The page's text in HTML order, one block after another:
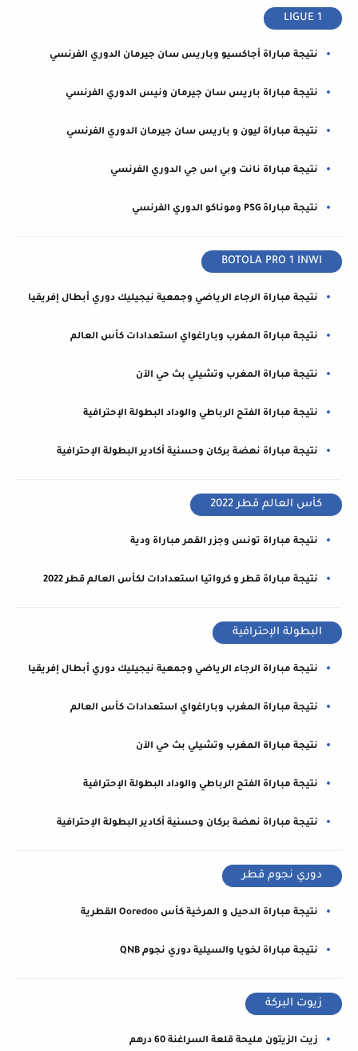
LIGUE 1
نتيجة مباراة أجاكسيو وباريس سان جيرمان الدوري الفرنسي
نتيجة مباراة باريس سان جيرمان ونيس الدوري الفرنسي
نتيجة مباراة ليون و باريس سان جيرمان الدوري الفرنسي
نتيجة مباراة نانت وبي اس جي الدوري الفرنسي
نتيجة مباراة PSG وموناكو الدوري الفرنسي
BOTOLA PRO 1 INWI
نتيجة مباراة الرجاء الرياضي وجمعية نيجيليك دوري أبطال إفريقيا
نتيجة مباراة المغرب وباراغواي استعدادات كأس العالم
نتيجة مباراة المغرب وتشيلي بث حي الآن
نتيجة مباراة الفتح الرباطي والوداد البطولة الإحترافية
نتيجة مباراة نهضة بركان وحسنية أكادير البطولة الإحترافية
كأس العالم قطر 2022
نتيجة مباراة تونس وجزر القمر مباراة ودية
نتيجة مباراة قطر و كرواتيا استعدادات لكأس العالم قطر 2022
البطولة الإحترافية
نتيجة مباراة الرجاء الرياضي وجمعية نيجيليك دوري أبطال إفريقيا
نتيجة مباراة المغرب وباراغواي استعدادات كأس العالم
نتيجة مباراة المغرب وتشيلي بث حي الآن
نتيجة مباراة الفتح الرباطي والوداد البطولة الإحترافية
نتيجة مباراة نهضة بركان وحسنية أكادير البطولة الإحترافية
دوري نجوم قطر
نتيجة مباراة الدحيل و المرخية كأس Ooredoo القطرية
نتيجة مباراة لخويا والسيلية دوري نجوم QNB
زيوت البركة
زيت الزيتون مليحة قلعة السراغنة 60 درهم